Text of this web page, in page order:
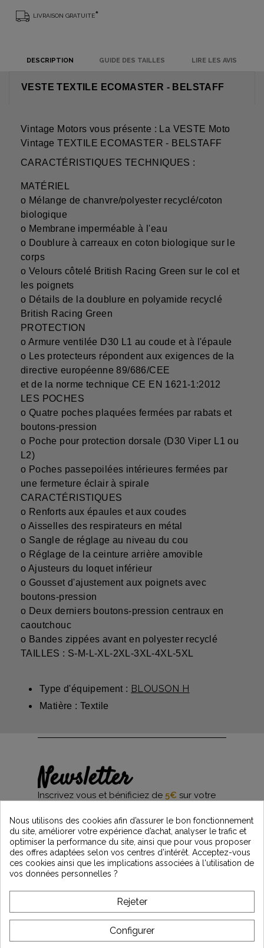
LIVRAISON GRATUITE*
DESCRIPTION GUIDE DES TAILLES LIRE LES AVIS
VESTE TEXTILE ECOMASTER - BELSTAFF
Vintage Motors vous présente : La VESTE Moto
Vintage TEXTILE ECOMASTER - BELSTAFF
CARACTÉRISTIQUES TECHNIQUES :
MATÉRIEL
o Mélange de chanvre/polyester recyclé/coton
biologique
o Membrane imperméable à l'eau
o Doublure à carreaux en coton biologique sur le
corps
o Velours côtelé British Racing Green sur le col et
les poignets
o Détails de la doublure en polyamide recyclé
British Racing Green
PROTECTION
o Armure ventilée D30 L1 au coude et à l'épaule
o Les protecteurs répondent aux exigences de la
directive européenne 89/686/CEE
et de la norme technique CE EN 1621-1:2012
LES POCHES
o Quatre poches plaquées fermées par rabats et
boutons-pression
o Poche pour protection dorsale (D30 Viper L1 ou
L2)
o Poches passepoilées intérieures fermées par
une fermeture éclair à spirale
CARACTÉRISTIQUES
o Renforts aux épaules et aux coudes
o Aisselles des respirateurs en métal
o Sangle de réglage au niveau du cou
o Réglage de la ceinture arrière amovible
o Ajusteurs du loquet inférieur
o Gousset d'ajustement aux poignets avec
boutons-pression
o Deux derniers boutons-pression centraux en
caoutchouc
o Bandes zippées avant en polyester recyclé
TAILLES : S-M-L-XL-2XL-3XL-4XL-5XL
Type d'équipement : BLOUSON H
Matière : Textile
Newsletter
Inscrivez vous et bénificiez de 5€ sur votre
et restez informés des dernières nouveautés
Vintage Motors
*Dès 99€ d'achat. En vous abonnant à notre newsletter, vous reconnaissez avoir pris
l'acceptez.
A PROPOS DE VINTAGE
Nous utilisons des cookies afin d’assurer le bon fonctionnement
du site, améliorer votre expérience d’achat, analyser le trafic et
optimiser la performance du site, ainsi que pour vous proposer
des offres adaptées selon vos centres d’intérêt. Acceptez-vous
ces cookies ainsi que les implications associées à l'utilisation de
vos données personnelles ?
Rejeter
Configurer